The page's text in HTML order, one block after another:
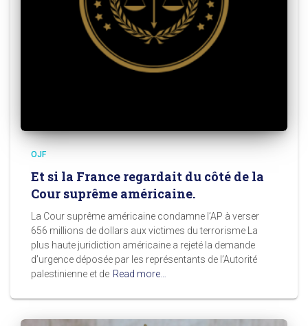
OJF
Et si la France regardait du côté de la
Cour suprême américaine.
La Cour suprême américaine condamne l’AP à verser
656 millions de dollars aux victimes du terrorisme La
plus haute juridiction américaine a rejeté la demande
d’urgence déposée par les représentants de l’Autorité
palestinienne et de Read more…